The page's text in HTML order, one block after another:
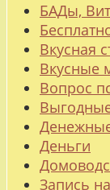
БАДы,
Вкусная
Вкусные
Вопрос
Деньги
Запись